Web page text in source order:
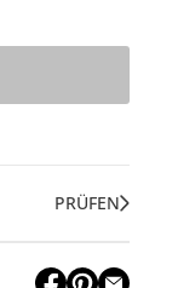
PRÜFEN